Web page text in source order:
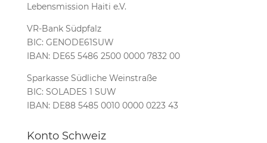
Lebensmission Haiti e.V.
VR-Bank Südpfalz
BIC: GENODE61SUW
IBAN: DE65 5486 2500 0000 7832 00
Sparkasse Südliche Weinstraße
BIC: SOLADES 1 SUW
IBAN: DE88 5485 0010 0000 0223 43
Konto Schweiz